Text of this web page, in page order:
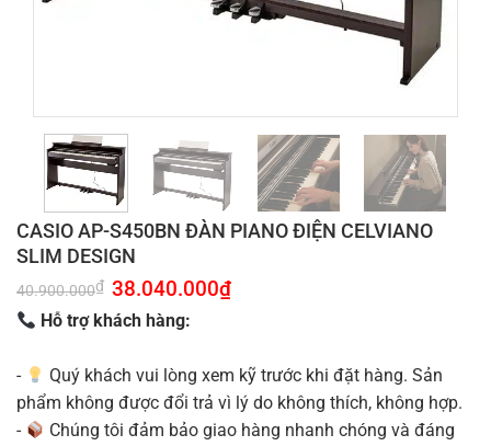
CASIO AP-S450BN ĐÀN PIANO ĐIỆN CELVIANO
SLIM DESIGN
40.900.000₫ Giá
gốc
là:
40.900.000₫.
38.040.000₫Giá
Hỗ trợ khách hàng:
-
Quý khách vui lòng xem kỹ trước khi đặt hàng. Sản
phẩm không được đổi trả vì lý do không thích, không hợp.
-
Chúng tôi đảm bảo giao hàng nhanh chóng và đáng